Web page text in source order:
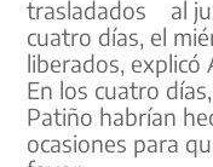
trasladados al
cuatro días, el
liberados, explicó
En los cuatro
Patiño habrían
ocasiones para